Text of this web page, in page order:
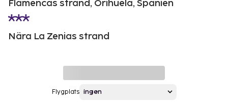
Flamencas strand, Orihuela, Spanien
Nära La Zenias strand
Flygplats